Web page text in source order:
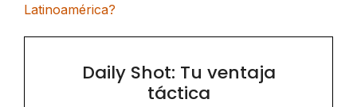
Latinoamérica?
Daily Shot: Tu ventaja
táctica